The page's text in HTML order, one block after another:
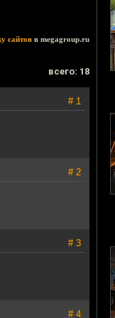
сайтов в megagroup.ru
всего: 18
# 1
# 2
# 3
# 4